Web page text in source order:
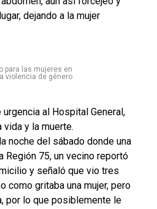
dejando a la mujer
para las mujeres en
violencia de género
al Hospital General,
y la muerte.
noche del sábado donde una
Región 75, un vecino reportó
y señaló que vio tres
como gritaba una mujer, pero
por lo que posiblemente le